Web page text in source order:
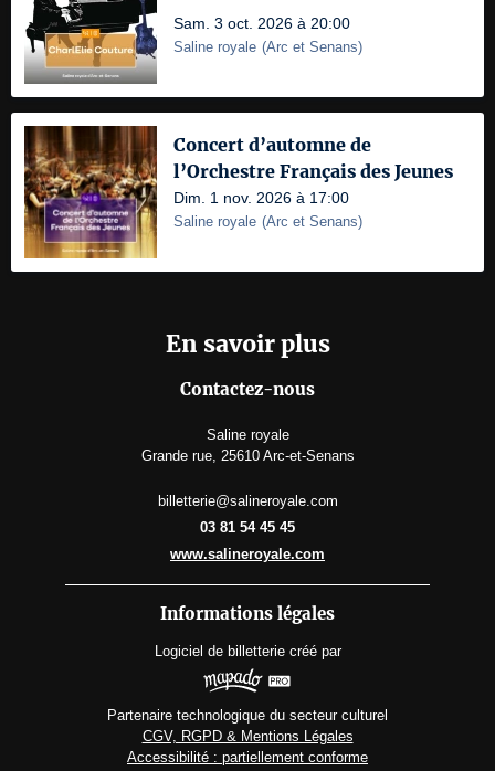
Sam. 3 oct. 2026 à 20:00
Saline royale (Arc et Senans)
Concert d’automne de
l’Orchestre Français des Jeunes
Dim. 1 nov. 2026 à 17:00
Saline royale (Arc et Senans)
En savoir plus
Contactez-nous
Saline royale
Grande rue, 25610 Arc-et-Senans
billetterie@salineroyale.com
03 81 54 45 45
www.salineroyale.com
Informations légales
Logiciel de billetterie créé par
Partenaire technologique du secteur culturel
CGV, RGPD & Mentions Légales
Accessibilité : partiellement conforme